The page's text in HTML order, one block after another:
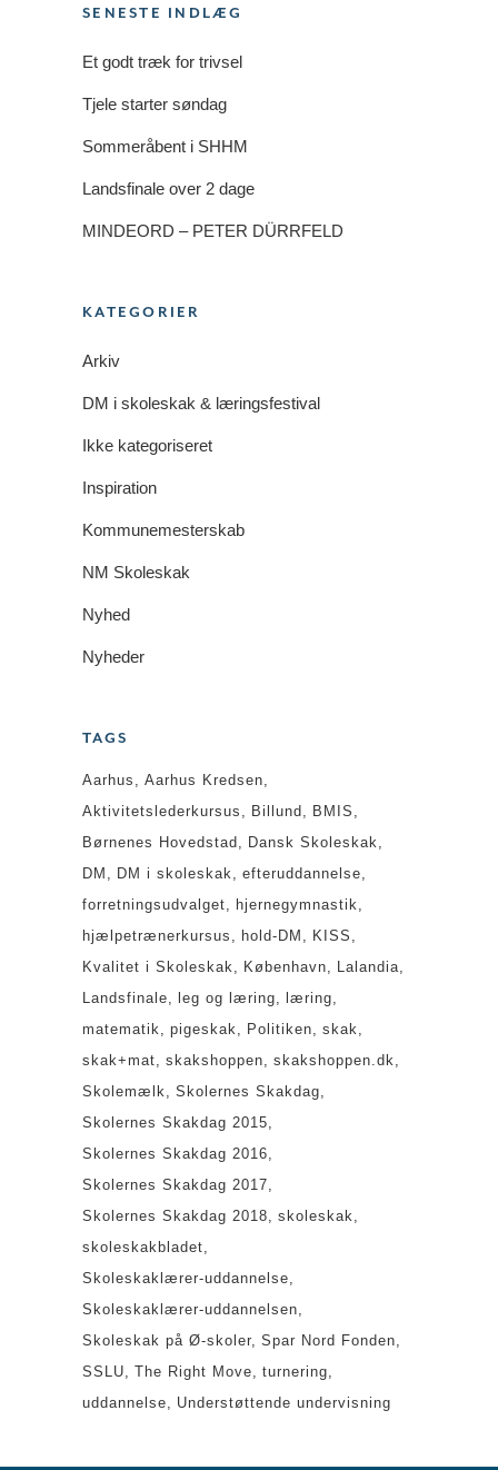
SENESTE INDLÆG
Et godt træk for trivsel
Tjele starter søndag
Sommeråbent i SHHM
Landsfinale over 2 dage
MINDEORD – PETER DÜRRFELD
KATEGORIER
Arkiv
DM i skoleskak & læringsfestival
Ikke kategoriseret
Inspiration
Kommunemesterskab
NM Skoleskak
Nyhed
Nyheder
TAGS
Aarhus
Aarhus Kredsen
Aktivitetslederkursus
Billund
BMIS
Børnenes Hovedstad
Dansk Skoleskak
DM
DM i skoleskak
efteruddannelse
forretningsudvalget
hjernegymnastik
hjælpetrænerkursus
hold-DM
KISS
Kvalitet i Skoleskak
København
Lalandia
Landsfinale
leg og læring
læring
matematik
pigeskak Politiken
skak
skak+mat
skakshoppen
skakshoppen.dk
Skolemælk
Skolernes Skakdag
Skolernes Skakdag 2015
Skolernes Skakdag 2016
Skolernes Skakdag 2017
Skolernes Skakdag 2018
skoleskak
skoleskakbladet
Skoleskaklærer-uddannelse
Skoleskaklærer-uddannelsen
Skoleskak på Ø-skoler Spar Nord Fonden
SSLU
The Right Move
turnering
uddannelse
Understøttende undervisning